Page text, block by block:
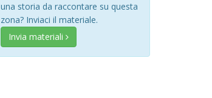
una storia da raccontare su questa
zona? Inviaci il materiale.
Invia materiali